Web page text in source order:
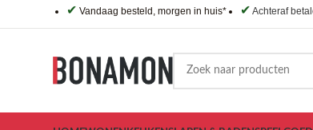
✔ Vandaag besteld, morgen in huis* ✔ Achteraf